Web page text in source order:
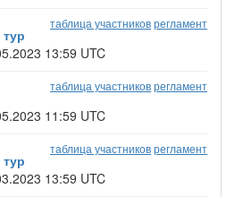
таблица участниковрегламент
тур
13:59 UTC
таблица участниковрегламент
11:59 UTC
таблица участниковрегламент
тур
13:59 UTC